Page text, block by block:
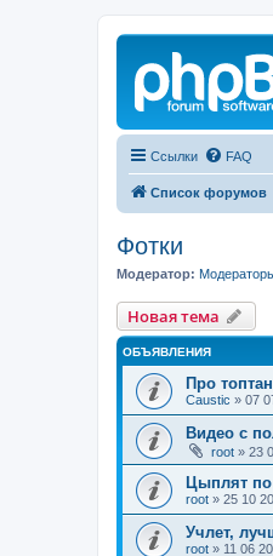
Ссылки FAQ
Список форумов
Фотки
Модератор:
Новая тема
ОБЪЯВЛЕНИЯ
Про
Caustic » 07
Видео с
root » 23
Цыплят
root » 25 10
Учлет,
root » 11 06